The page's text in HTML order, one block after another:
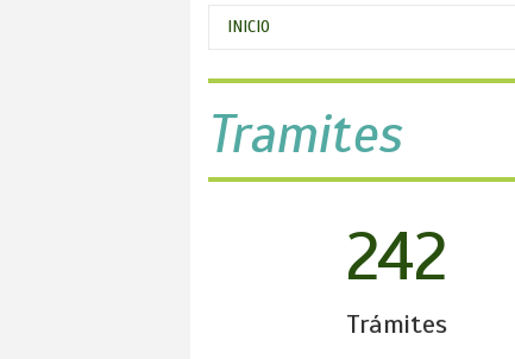
Se
encuentra
usted
aquí
INICIO
Tramites
242
Trámites